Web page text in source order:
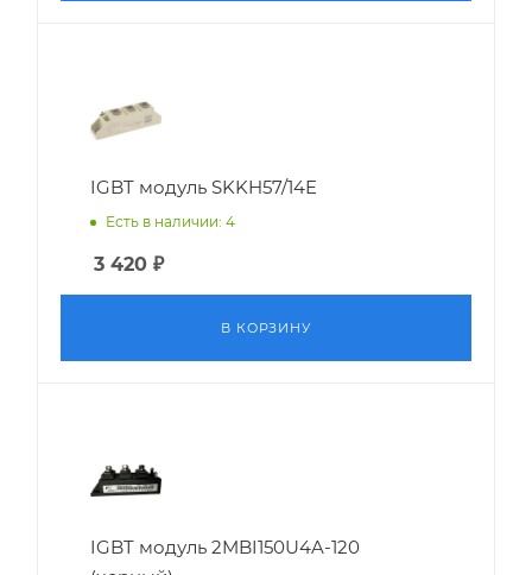
IGBT модуль SKKH57/14E
Есть в наличии: 4
3 420 ₽
В КОРЗИНУ
IGBT модуль 2MBI150U4A-120